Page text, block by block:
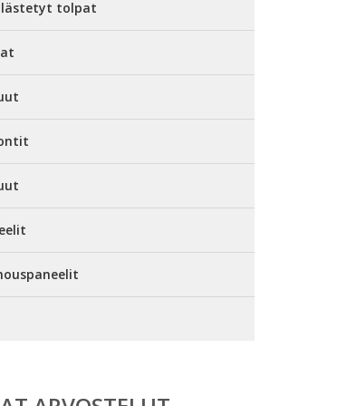
tolpat